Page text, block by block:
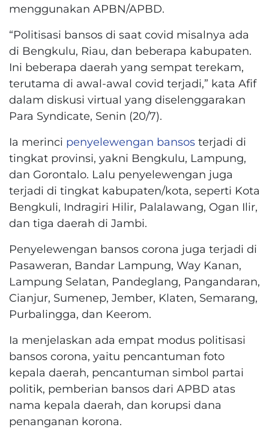
menggunakan APBN/APBD.
“Politisasi bansos di saat covid misalnya ada
di Bengkulu, Riau, dan beberapa kabupaten.
Ini beberapa daerah yang sempat terekam,
terutama di awal-awal covid terjadi,” kata Afif
dalam diskusi virtual yang diselenggarakan
Para Syndicate, Senin (20/7).
Ia merinci penyelewengan bansos terjadi di
tingkat provinsi, yakni Bengkulu, Lampung,
dan Gorontalo. Lalu penyelewengan juga
terjadi di tingkat kabupaten/kota, seperti Kota
Bengkuli, Indragiri Hilir, Palalawang, Ogan Ilir,
dan tiga daerah di Jambi.
Penyelewengan bansos corona juga terjadi di
Pasaweran, Bandar Lampung, Way Kanan,
Lampung Selatan, Pandeglang, Pangandaran,
Cianjur, Sumenep, Jember, Klaten, Semarang,
Purbalingga, dan Keerom.
Ia menjelaskan ada empat modus politisasi
bansos corona, yaitu pencantuman foto
kepala daerah, pencantuman simbol partai
politik, pemberian bansos dari APBD atas
nama kepala daerah, dan korupsi dana
penanganan korona.